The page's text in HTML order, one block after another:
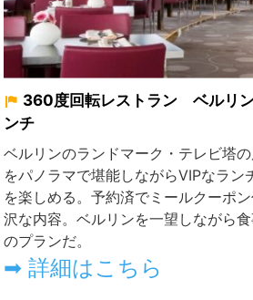
360度回転レストラン ベルリ
ンチ
ベルリンのランドマーク・テレビ塔
をパノラマで堪能しながらVIPなラン
を楽しめる。予約済でミールクーポ
沢な内容。ベルリンを一望しながら
のプランだ。
➡ 詳細はこちら